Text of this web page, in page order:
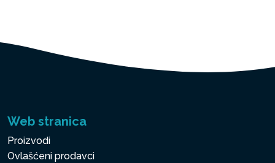
Web stranica
Proizvodi
Ovlašćeni prodavci